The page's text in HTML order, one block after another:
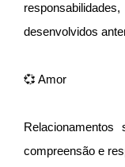
desenvolvidos
💞 Amor
compreensão e